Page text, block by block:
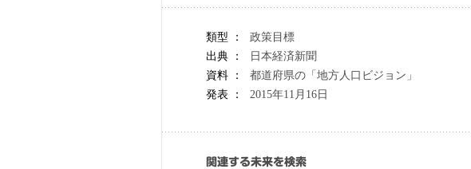
類型 ：
政策目標
出典 ：
日本経済新聞
資料 ：
都道府県の「地方人口ビジョン」
発表 ：
2015年11月16日
関連する未来を検索